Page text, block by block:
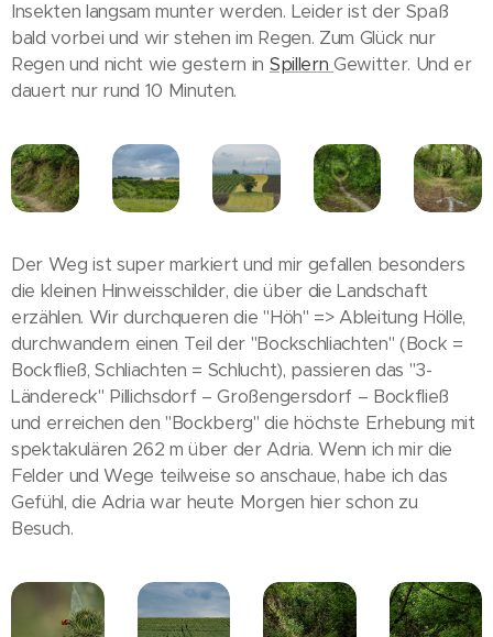
Insekten langsam munter werden. Leider ist der Spaß
bald vorbei und wir stehen im Regen. Zum Glück nur
Regen und nicht wie gestern in Spillern Gewitter. Und er
dauert nur rund 10 Minuten.
Der Weg ist super markiert und mir gefallen besonders
die kleinen Hinweisschilder, die über die Landschaft
erzählen. Wir durchqueren die "Höh" => Ableitung Hölle,
durchwandern einen Teil der "Bockschliachten" (Bock =
Bockfließ, Schliachten = Schlucht), passieren das "3-
Ländereck" Pillichsdorf – Großengersdorf – Bockfließ
und erreichen den "Bockberg" die höchste Erhebung mit
spektakulären 262 m über der Adria. Wenn ich mir die
Felder und Wege teilweise so anschaue, habe ich das
Gefühl, die Adria war heute Morgen hier schon zu
Besuch.